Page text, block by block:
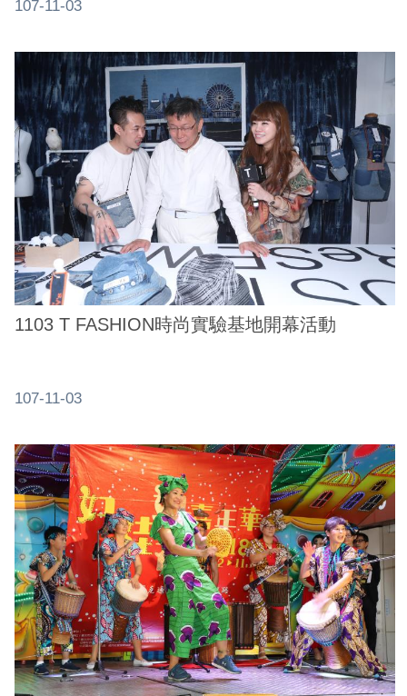
107-11-03
1103 T FASHION時尚實驗基地開幕活動
107-11-03